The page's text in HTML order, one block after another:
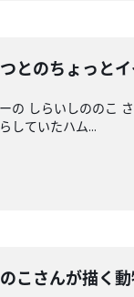
とのちょっと
の しらいしののこ
していたハム...
こさんが描く